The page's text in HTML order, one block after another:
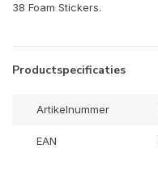
38 Foam Stickers.
Productspecificaties
Artikelnummer
EAN